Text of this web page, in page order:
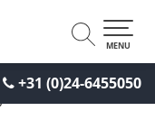
+31 (0)24-6455050
MENU